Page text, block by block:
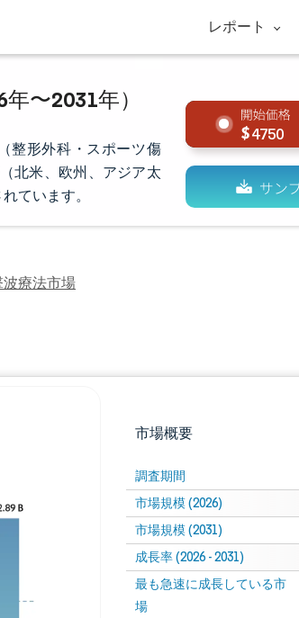
レポート
〜2031年）
整形外科・スポーツ傷
北米、欧州、アジア太
ています。
4750
波療法市場
市場概要
調査期間
市場規模 (2026)
市場規模 (2031)
成長率 (2026 - 2031)
最も急速に成長している市
場
。再利用にはCC BY 4.0の表示が必要です。